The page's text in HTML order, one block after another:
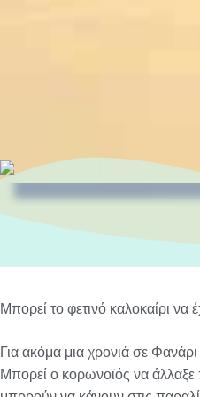
Μπορεί το φετινό καλοκαίρι να
Για ακόμα μια χρονιά σε
Μπορεί ο κορωνοϊός να άλλαξε